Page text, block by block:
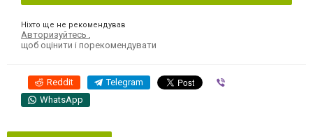
Ніхто ще не рекомендував
Авторизуйтесь
щоб оцінити і порекомендувати
Reddit Telegram
WhatsApp